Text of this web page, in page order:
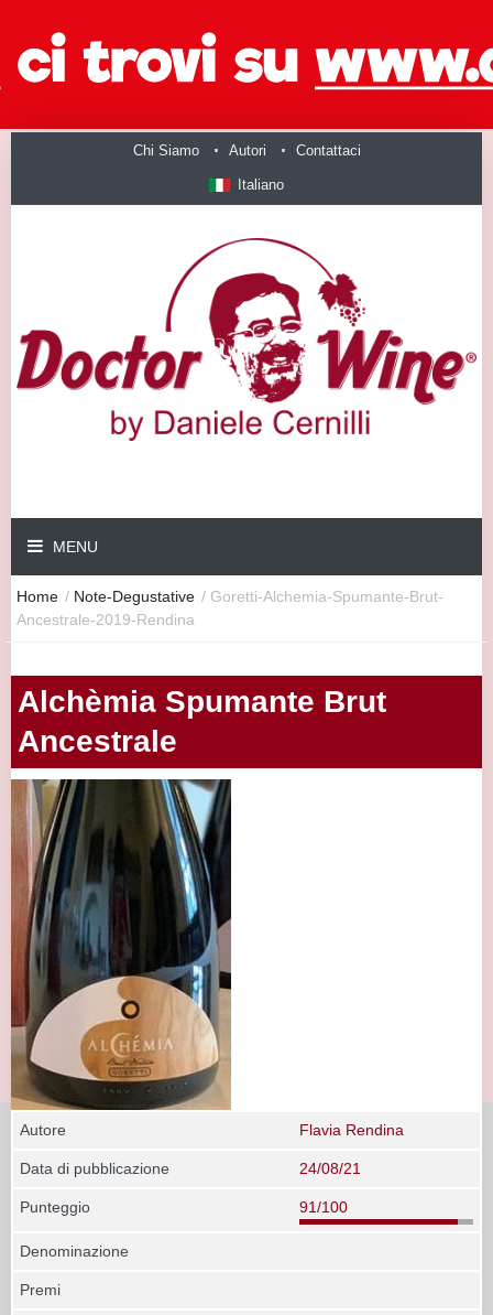
Chi Siamo Autori Contattaci
Italiano
MENU
Home / Note-Degustative / Goretti-Alchemia-Spumante-Brut-
Ancestrale-2019-Rendina
Alchèmia Spumante Brut
Ancestrale
Autore Flavia Rendina
Data di pubblicazione 24/08/21
Punteggio 91/100
Denominazione
Premi